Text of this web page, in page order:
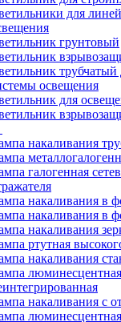
для
грунтовый
трубчатый
освещения
для
накаливания
галогенная
накаливания в
накаливания в
накаливания
ртутная
накаливания
накаливания с
люминесцентная